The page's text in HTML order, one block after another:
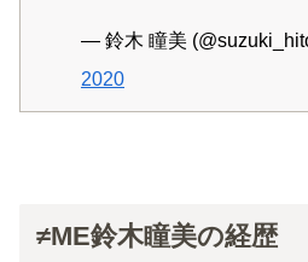
— 鈴木 瞳美
2020
≠ME鈴木瞳美の経歴